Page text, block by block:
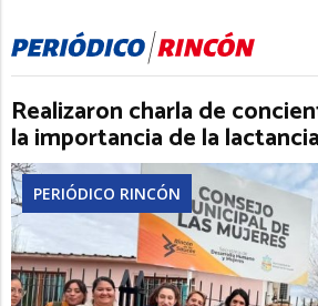
Realizaron charla de
la importancia de la
PERIÓDICO RINCÓN